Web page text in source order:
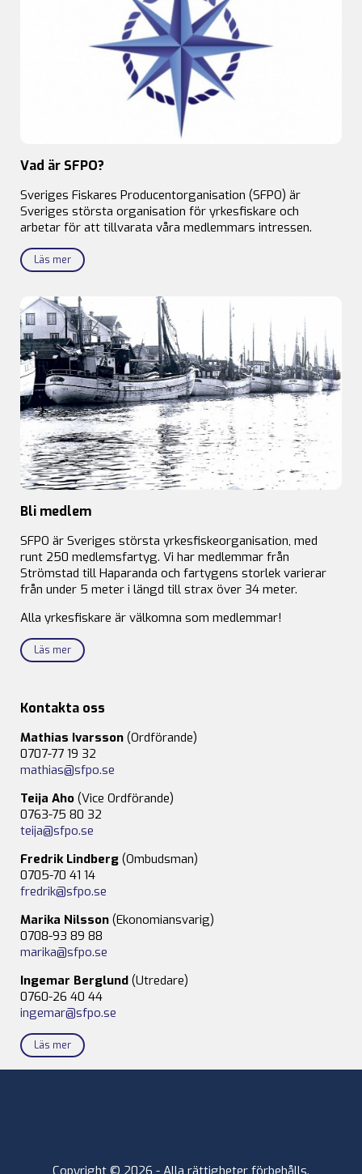
Vad är SFPO?
Sveriges Fiskares Producentorganisation (SFPO) är
Sveriges största organisation för yrkesfiskare och
arbetar för att tillvarata våra medlemmars intressen.
Läs mer
Bli medlem
SFPO är Sveriges största yrkesfiskeorganisation, med
runt 250 medlemsfartyg. Vi har medlemmar från
Strömstad till Haparanda och fartygens storlek varierar
från under 5 meter i längd till strax över 34 meter.
Alla yrkesfiskare är välkomna som medlemmar!
Läs mer
Kontakta oss
Mathias Ivarsson (Ordförande)
0707-77 19 32
mathias@sfpo.se
Teija Aho (Vice Ordförande)
0763-75 80 32
teija@sfpo.se
Fredrik Lindberg (Ombudsman)
0705-70 41 14
fredrik@sfpo.se
Marika Nilsson (Ekonomiansvarig)
0708-93 89 88
marika@sfpo.se
Ingemar Berglund (Utredare)
0760-26 40 44
ingemar@sfpo.se
Läs mer
Copyright © 2026 - Alla rättigheter förbehålls.